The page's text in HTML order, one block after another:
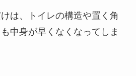
は、トイレの構造や置く角
中身が早くなくなってしま